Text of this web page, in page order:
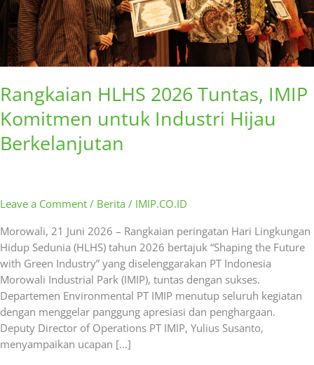
Rangkaian HLHS 2026 Tuntas, IMIP
Komitmen untuk Industri Hijau
Berkelanjutan
Leave a Comment / Berita / IMIP.CO.ID
Morowali, 21 Juni 2026 – Rangkaian peringatan Hari Lingkungan
Hidup Sedunia (HLHS) tahun 2026 bertajuk “Shaping the Future
with Green Industry” yang diselenggarakan PT Indonesia
Morowali Industrial Park (IMIP), tuntas dengan sukses.
Departemen Environmental PT IMIP menutup seluruh kegiatan
dengan menggelar panggung apresiasi dan penghargaan.
Deputy Director of Operations PT IMIP, Yulius Susanto,
menyampaikan ucapan […]
Berkelanjutan